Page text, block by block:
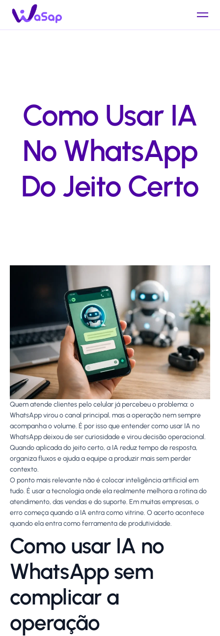
Como Usar IA
No WhatsApp
Do Jeito Certo
Quem atende clientes pelo celular já percebeu o problema: o
WhatsApp virou o canal principal, mas a operação nem sempre
acompanha o volume. É por isso que entender como usar IA no
WhatsApp deixou de ser curiosidade e virou decisão operacional.
Quando aplicada do jeito certo, a IA reduz tempo de resposta,
organiza fluxos e ajuda a equipe a produzir mais sem perder
contexto.
O ponto mais relevante não é colocar inteligência artificial em
tudo. É usar a tecnologia onde ela realmente melhora a rotina do
atendimento, das vendas e do suporte. Em muitas empresas, o
erro começa quando a IA entra como vitrine. O acerto acontece
quando ela entra como ferramenta de produtividade.
Como usar IA no
WhatsApp sem
complicar a
operação